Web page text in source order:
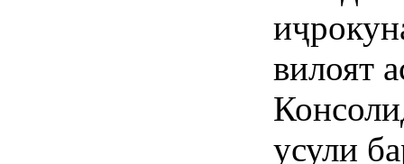
вилоят
усули